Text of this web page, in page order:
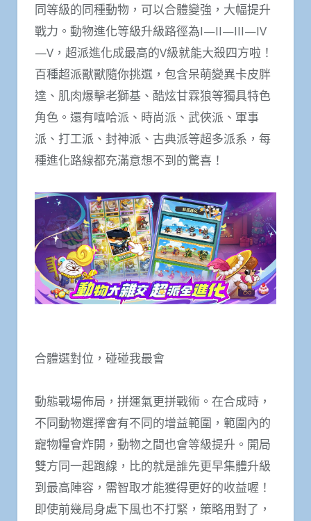
同等級的同種動物，可以合體變強，大幅提升
戰力。動物進化等級升級路徑為I—II—III—IV
—V，超派進化成最高的V級就能大殺四方啦！
百種超派獸獸隨你挑選，包含呆萌變異卡皮胖
達、肌肉爆擊老獅基、酷炫甘霖狼等獨具特色
角色。還有嘻哈派、時尚派、武俠派、軍事
派、打工派、封神派、古典派等超多派系，每
種進化路線都充滿意想不到的驚喜！
合體選對位，碰碰我最會
動態戰場佈局，拼運氣更拼戰術。在合成時，
不同動物選擇會有不同的增益範圍，範圍內的
寵物糧會炸開，動物之間也會等級提升。開局
雙方同一起跑線，比的就是誰先更早集體升級
到最高陣容，需智取才能獲得更好的收益喔！
即使前幾局身處下風也不打緊，策略用對了，